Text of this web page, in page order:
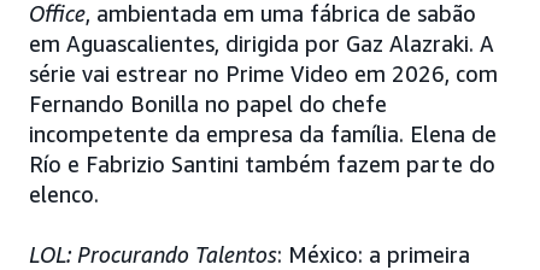
Office, ambientada em uma fábrica de sabão
em Aguascalientes, dirigida por Gaz Alazraki. A
série vai estrear no Prime Video em 2026, com
Fernando Bonilla no papel do chefe
incompetente da empresa da família. Elena de
Río e Fabrizio Santini também fazem parte do
elenco.
LOL: Procurando Talentos: México: a primeira